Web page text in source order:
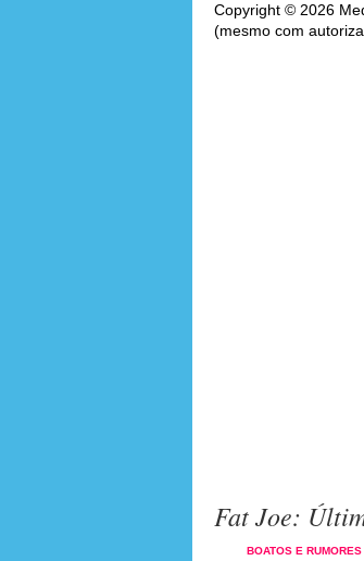
Copyright © 2026
(mesmo com
Fat Joe:
BOATOS E RUMORES